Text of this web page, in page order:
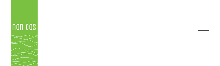
content